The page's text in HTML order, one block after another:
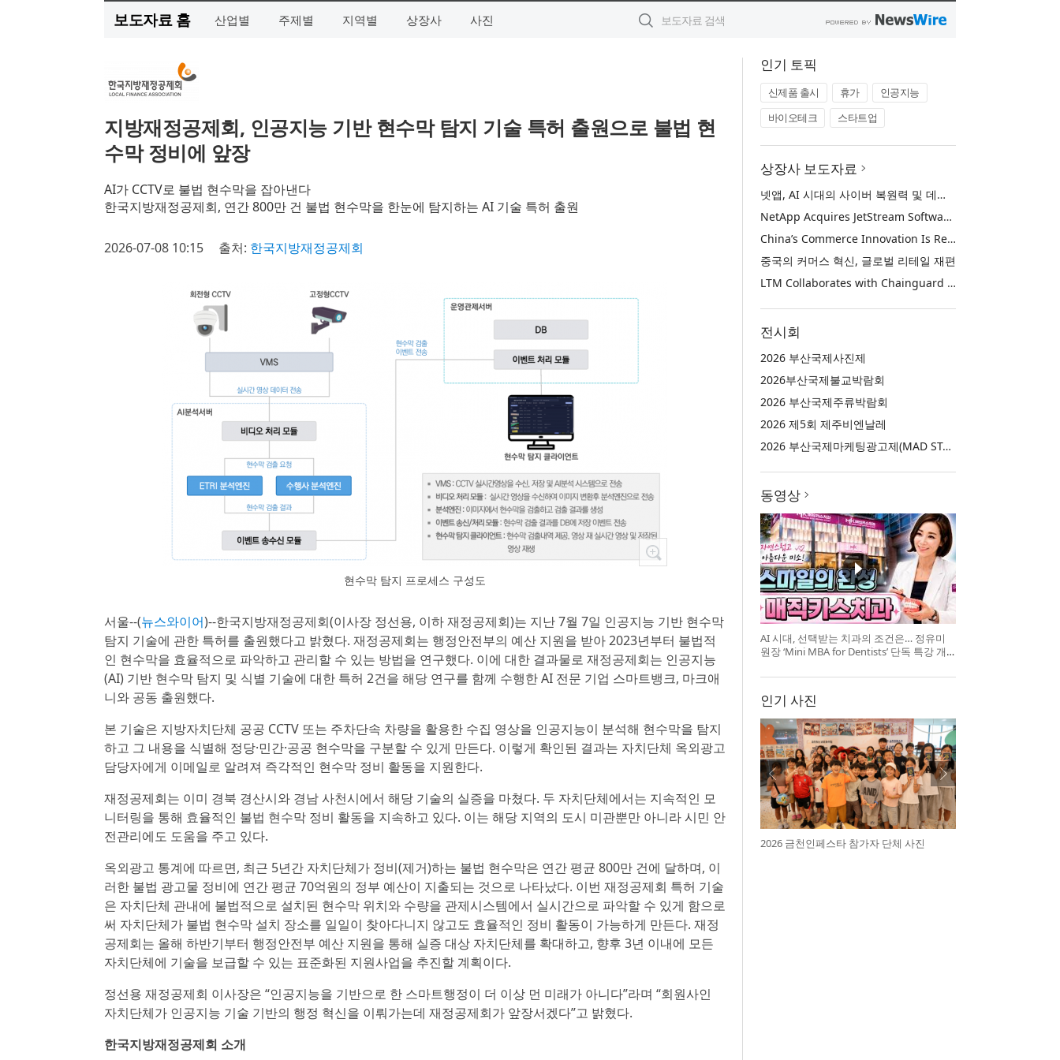
보도자료 홈 산업별 주제별 지역별 상장사 사진
지방재정공제회, 인공지능 기반 현수막 탐지 기술 특허 출원으로 불법 현
수막 정비에 앞장
AI가 CCTV로 불법 현수막을 잡아낸다
한국지방재정공제회, 연간 800만 건 불법 현수막을 한눈에 탐지하는 AI 기술 특허 출원
2026-07-08 10:15 출처: 한국지방재정공제회
현수막 탐지 프로세스 구성도
서울--(뉴스와이어)--한국지방재정공제회(이사장 정선용, 이하 재정공제회)는 지난 7월 7일 인공지능 기반 현수막
탐지 기술에 관한 특허를 출원했다고 밝혔다. 재정공제회는 행정안전부의 예산 지원을 받아 2023년부터 불법적
인 현수막을 효율적으로 파악하고 관리할 수 있는 방법을 연구했다. 이에 대한 결과물로 재정공제회는 인공지능
(AI) 기반 현수막 탐지 및 식별 기술에 대한 특허 2건을 해당 연구를 함께 수행한 AI 전문 기업 스마트뱅크, 마크애
니와 공동 출원했다.
본 기술은 지방자치단체 공공 CCTV 또는 주차단속 차량을 활용한 수집 영상을 인공지능이 분석해 현수막을 탐지
하고 그 내용을 식별해 정당·민간·공공 현수막을 구분할 수 있게 만든다. 이렇게 확인된 결과는 자치단체 옥외광고
담당자에게 이메일로 알려져 즉각적인 현수막 정비 활동을 지원한다.
재정공제회는 이미 경북 경산시와 경남 사천시에서 해당 기술의 실증을 마쳤다. 두 자치단체에서는 지속적인 모
니터링을 통해 효율적인 불법 현수막 정비 활동을 지속하고 있다. 이는 해당 지역의 도시 미관뿐만 아니라 시민 안
전관리에도 도움을 주고 있다.
옥외광고 통계에 따르면, 최근 5년간 자치단체가 정비(제거)하는 불법 현수막은 연간 평균 800만 건에 달하며, 이
러한 불법 광고물 정비에 연간 평균 70억원의 정부 예산이 지출되는 것으로 나타났다. 이번 재정공제회 특허 기술
은 자치단체 관내에 불법적으로 설치된 현수막 위치와 수량을 관제시스템에서 실시간으로 파악할 수 있게 함으로
써 자치단체가 불법 현수막 설치 장소를 일일이 찾아다니지 않고도 효율적인 정비 활동이 가능하게 만든다. 재정
공제회는 올해 하반기부터 행정안전부 예산 지원을 통해 실증 대상 자치단체를 확대하고, 향후 3년 이내에 모든
자치단체에 기술을 보급할 수 있는 표준화된 지원사업을 추진할 계획이다.
정선용 재정공제회 이사장은 “인공지능을 기반으로 한 스마트행정이 더 이상 먼 미래가 아니다”라며 “회원사인
자치단체가 인공지능 기술 기반의 행정 혁신을 이뤄가는데 재정공제회가 앞장서겠다”고 밝혔다.
한국지방재정공제회 소개
인기 토픽
신제품 출시 휴가
인공지능
바이오테크
스타트업
상장사 보도자료
넷앱, AI 시대의 사이버 복원력 및 데이터 보호 강화를 위해 젯스트림 소프트웨어 인수
NetApp Acquires JetStream Software to Advance Cyber Resilience and Data Protection for the AI Era
China’s Commerce Innovation Is Reshaping Global Retail
중국의 커머스 혁신, 글로벌 리테일 재편
LTM Collaborates with Chainguard to Strengthen Software Supply Chain Security through BlueVerse™ RightLogic
전시회
2026 부산국제사진제
2026부산국제불교박람회
2026 부산국제주류박람회
2026 제5회 제주비엔날레
2026 부산국제마케팅광고제(MAD STARS 2026)
동영상
AI 시대, 선택받는 치과의 조건은… 정유미
원장 ‘Mini MBA for Dentists’ 단독 특강 개
인기 사진
2026 금천인페스타 참가자 단체 사진